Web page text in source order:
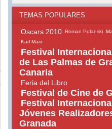
TEMAS POPULARES
Oscars 2010 Roman Polanski
Karl Marx
Festival
de Las Palmas de
Canaria
Feria del Libro
Festival de Cine de
Festival
Jóvenes
Granada